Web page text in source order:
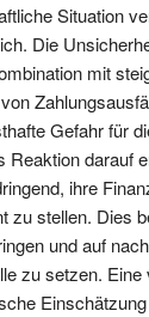
Situation
Die
mit
Gefahr für
Reaktion darauf
ihre
zu stellen. Dies
und auf
zu setzen.